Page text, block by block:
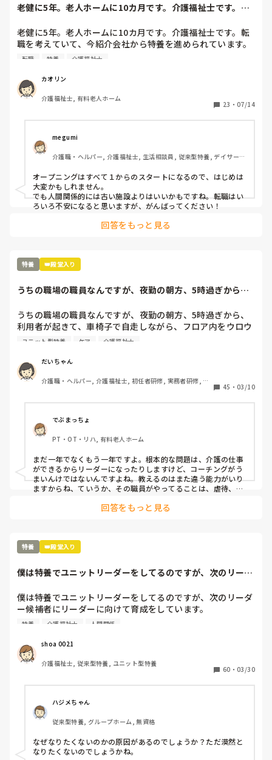
老健に5年。老人ホームに10カ月です。介護福祉士です。転
老健に5年。老人ホームに10カ月です。介護福祉士です。転
職を考えていて、今紹介会社から特養を進められています。
一件は10年経った施設。後は新規オープニングですね。
私が気になっているのはオープニングの方ですが…
特養をあまり知らないので。少々不安です。
転職 特養 介護福祉士
カオリン
介護福祉士, 有料老人ホーム
23 ・ 07/14
megumi
介護職・ヘルパー, 介護福祉士, 生活相談員, 従来型特養, デイサービ
オープニングはすべて１からのスタートになるので、はじめは
大変かもしれません。
でも人間関係的には古い施設よりはいいかもですね。転職はい
ろいろ不安になると思いますが、がんばってください！
回答をもっと見る
特養 👑殿堂入り
うちの職場の職員なんですが、夜勤の朝方、5時過ぎから、
うちの職場の職員なんですが、夜勤の朝方、5時過ぎから、
利用者が起きて、車椅子で自走しながら、フロア内をウロウ
ロしてるのにイラッとするらしく、フロアの通路をオーバー
さんは、どう思われますか?
その利用者さんは、認知もなく、ただ、散歩がてら、フロア
内に干してある洗濯物をたたんだり、ゴミ箱のゴミの回収等
をしたりと、自分で出来る範囲で、色々とお手伝いをしてく
れる方です。
ちなみに、その職員は、その利用者の事が嫌いです。介護職
としては、まだ、1年ちょっとの職員ですが、平気で、虐待
行為にあたるような事をされてます。例えば、他にも嫌いな
利用者がいるみたいですが、その利用者が、特に急ぎの用事
ではなく、ただ、職員と話がしたい、話を聞いて欲しい！等
の理由で、コールされますが、そのコールを無視されてま
す。コールを職員都合で無視するのは、心理的虐待にあたる
リーダーに、コールの件を話したら、まだ、介護職として1
仕事は、最初が肝心だと思うし、リーダーも、見てみぬふり
をするのではなく、指導者として指導していくのも、リーダ
ーの仕事だと思います。
ユニット型特養 ケア 介護福祉士
だいちゃん
介護職・ヘルパー, 介護福祉士, 初任者研修, 実務者研修, ユ
45 ・ 03/10
でぶまっちょ
PT・OT・リハ, 有料老人ホーム
まだ一年でなくもう一年ですよ。根本的な問題は、介護の仕事
ができるからリーダーになったりしますけど、コーチングがう
まいんけではないんですよね。教えるのはまた違う能力がいり
ますからね、ていうか、その職員がやってることは、虐待、ネ
いお客の介護保険で給料もらってることになります。食べ物屋
回答をもっと見る
特養 👑殿堂入り
僕は特養でユニットリーダーをしてるのですが、次のリーダ
僕は特養でユニットリーダーをしてるのですが、次のリーダ
ー候補者にリーダーに向けて育成をしています。
ほとんどの人が口にするのが、リーダーにはなりたくない、
そんな人達に直接言った事はないですが、まず誰でもなれる
わけではないし、そう言ってるうちは絶対声かかる事はない
から安心してって心の中で思ってます。
で、リーダー目指す人を育成しないとと思ってます。
どのようにしたらユニットリーダーを前向きにとらえてもら
えるでしようか？
特養 介護福祉士 人間関係
shoa 0021
介護福祉士, 従来型特養, ユニット型特養
60 ・ 03/30
ハジメちゃん
従来型特養, グループホーム, 無資格
なぜなりたくないのかの原因があるのでしょうか？ただ漠然と
なりたくないのでしょうかね。